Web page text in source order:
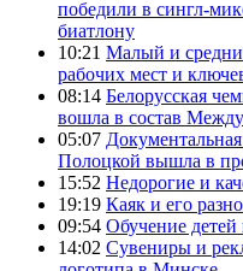
победили в сингл-
биатлону
10:21 Малый и
рабочих мест и
08:14 Белорусская
вошла в состав
05:07
Полоцкой вышла в
15:52 Недорогие и
19:19 Каяк и его
09:54 Обучение
14:02 Сувениры и